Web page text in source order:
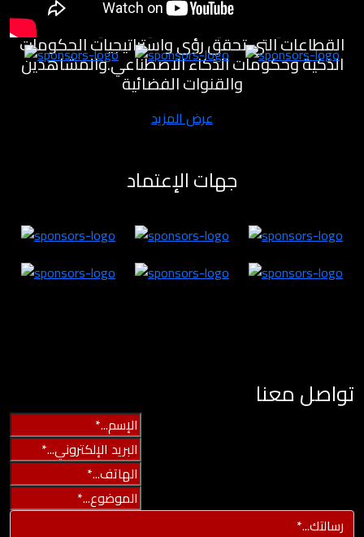
والصناعي والصحي والسياحي والفني وغيره من
القطاعات التي تحقق رؤى واستراتيجيات الحكومات
الذكية وحكومات الذكاء الاصطناعي.والمشاهدين
والقنوات الفضائية
عرض المزيد
جهات الإعتماد
تواصل معنا